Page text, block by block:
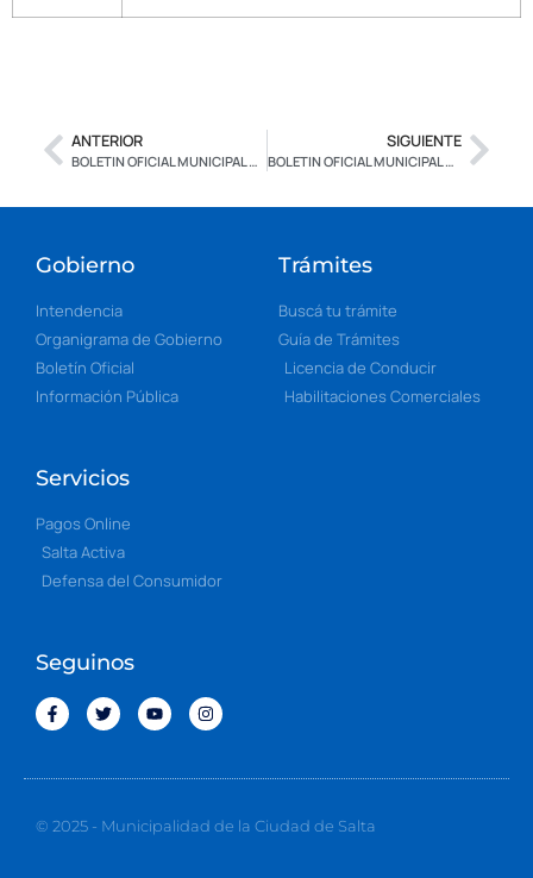
ANTERIOR
BOLETIN OFICIAL MUNICIPAL Nº 2.605 – CON FIRMA DIGITAL
SIGUIENTE
BOLETIN OFICIAL MUNICIPAL Nº 2.607 – CON FIRMA DIGITAL
Gobierno
Intendencia
Organigrama de Gobierno
Boletín Oficial
Información Pública
Trámites
Buscá tu trámite
Guía de Trámites
Licencia de Conducir
Habilitaciones Comerciales
Servicios
Pagos Online
Salta Activa
Defensa del Consumidor
Seguinos
© 2025 - Municipalidad de la Ciudad de Salta